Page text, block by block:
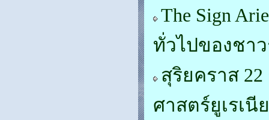
The Sign
ทั่วไปของชา
สุริยคราส
ศาสตร์ยูเรเนี